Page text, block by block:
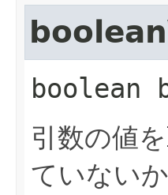
boolean
引数の値
ていない